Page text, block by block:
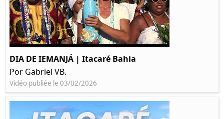
DIA DE IEMANJÁ | Itacaré Bahia
Por Gabriel VB.
Vidéo publiée le 03/02/2026